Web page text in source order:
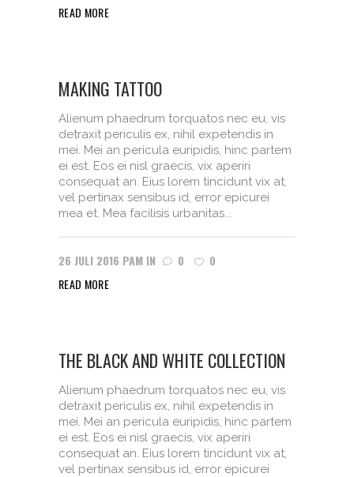
READ MORE
MAKING TATTOO
Alienum phaedrum torquatos nec eu, vis
detraxit periculis ex, nihil expetendis in
mei. Mei an pericula euripidis, hinc partem
ei est. Eos ei nisl graecis, vix aperiri
consequat an. Eius lorem tincidunt vix at,
vel pertinax sensibus id, error epicurei
mea et. Mea facilisis urbanitas...
26 JULI 2016 PAM IN 0
0
READ MORE
THE BLACK AND WHITE COLLECTION
Alienum phaedrum torquatos nec eu, vis
detraxit periculis ex, nihil expetendis in
mei. Mei an pericula euripidis, hinc partem
ei est. Eos ei nisl graecis, vix aperiri
consequat an. Eius lorem tincidunt vix at,
vel pertinax sensibus id, error epicurei